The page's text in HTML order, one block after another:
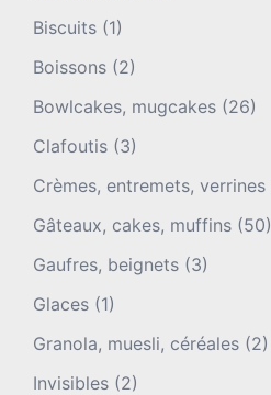
Biscuits (1)
Boissons (2)
Bowlcakes, mugcakes (26)
Clafoutis (3)
Crèmes, entremets, verrines
Gâteaux, cakes, muffins (50)
Gaufres, beignets (3)
Glaces (1)
Granola, muesli, céréales (2)
Invisibles (2)